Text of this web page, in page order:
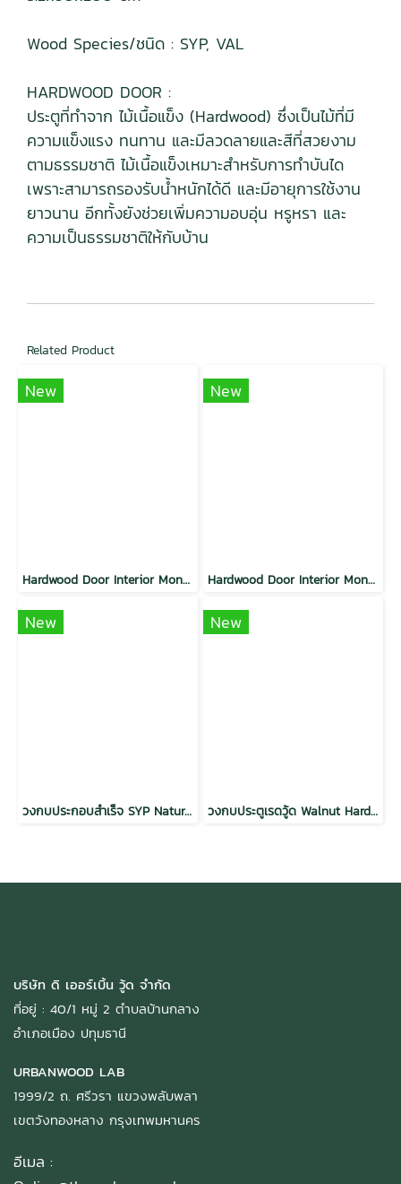
Wood Species/ชนิด : SYP, VAL
HARDWOOD DOOR :
ประตูที่ทำจาก ไม้เนื้อแข็ง (Hardwood) ซึ่งเป็นไม้ที่มี
ความแข็งแรง ทนทาน และมีลวดลายและสีที่สวยงาม
ตามธรรมชาติ ไม้เนื้อแข็งเหมาะสำหรับการทำบันได
เพราะสามารถรองรับน้ำหนักได้ดี และมีอายุการใช้งาน
ยาวนาน อีกทั้งยังช่วยเพิ่มความอบอุ่น หรูหรา และ
ความเป็นธรรมชาติให้กับบ้าน
Related Product
New
Hardwood Door Interior Monaline Natural
New
Hardwood Door Interior Monaline Walnut
New
วงกบประกอบสำเร็จ SYP Natural Hardwood Door Frame
New
วงกบประตูเรดวู้ด Walnut Hardwood Door Frame Interior Door
บริษัท ดิ เออร์เบิ้น วู้ด จำกัด
ที่อยู่ : 40/1 หมู่ 2 ตำบลบ้านกลาง
อำเภอเมือง ปทุมธานี
URBANWOOD LAB
1999/2 ถ. ศรีวรา แขวงพลับพลา
เขตวังทองหลาง กรุงเทพมหานคร
อีเมล :